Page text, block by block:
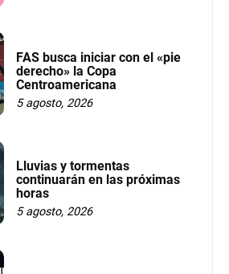
FAS busca iniciar con el «pie
derecho» la Copa
Centroamericana
5 agosto, 2026
Lluvias y tormentas
continuarán en las próximas
horas
5 agosto, 2026